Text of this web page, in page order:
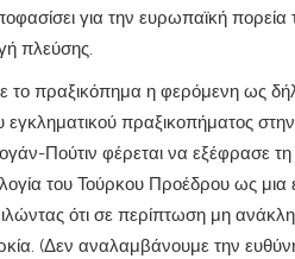
για την ευρωπαϊκή
πλεύσης.
το πραξικόπημα η φερόμενη ως
πραξικοπήματος
Πούτιν φέρεται να εξέφρασε
του Τούρκου Προέδρου ως
ότι σε περίπτωση μη
(Δεν αναλαμβάνουμε την